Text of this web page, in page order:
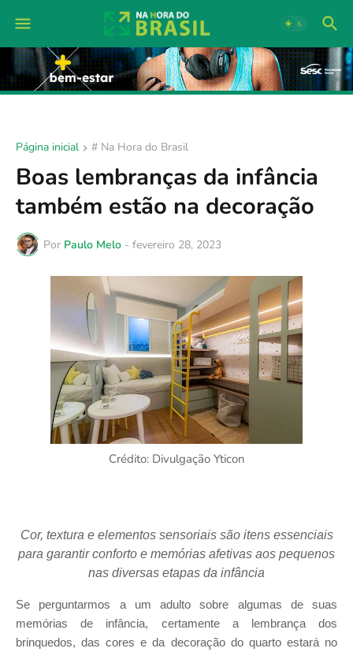
Página inicial # Na Hora do Brasil
Boas lembranças da infância
também estão na decoração
Por Paulo Melo - fevereiro 28, 2023
Crédito: Divulgação Yticon
Cor, textura e elementos sensoriais são itens essenciais
para garantir conforto e memórias afetivas aos pequenos
nas diversas etapas da infância
Se perguntarmos a um adulto sobre algumas de suas
memórias de infância, certamente a lembrança dos
brinquedos, das cores e da decoração do quarto estará no